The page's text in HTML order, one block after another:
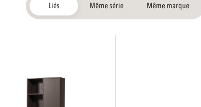
Liés Même série Même marque